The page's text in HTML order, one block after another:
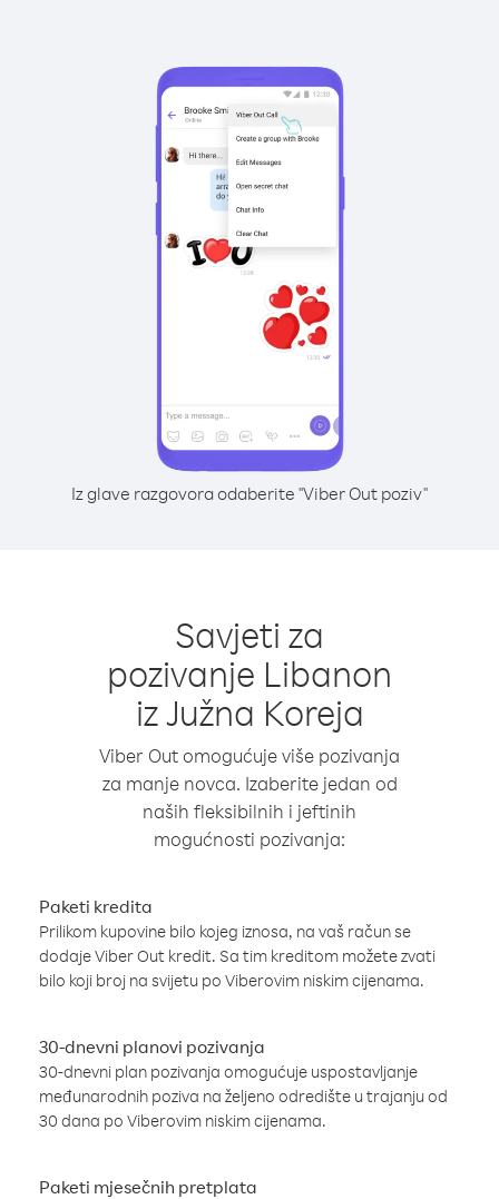
Iz glave razgovora odaberite "Viber Out poziv"
Savjeti za
pozivanje Libanon
iz Južna Koreja
Viber Out omogućuje više pozivanja
za manje novca. Izaberite jedan od
naših fleksibilnih i jeftinih
mogućnosti pozivanja:
Paketi kredita
Prilikom kupovine bilo kojeg iznosa, na vaš račun se
dodaje Viber Out kredit. Sa tim kreditom možete zvati
bilo koji broj na svijetu po Viberovim niskim cijenama.
30-dnevni planovi pozivanja
30-dnevni plan pozivanja omogućuje uspostavljanje
međunarodnih poziva na željeno odredište u trajanju od
30 dana po Viberovim niskim cijenama.
Paketi mjesečnih pretplata